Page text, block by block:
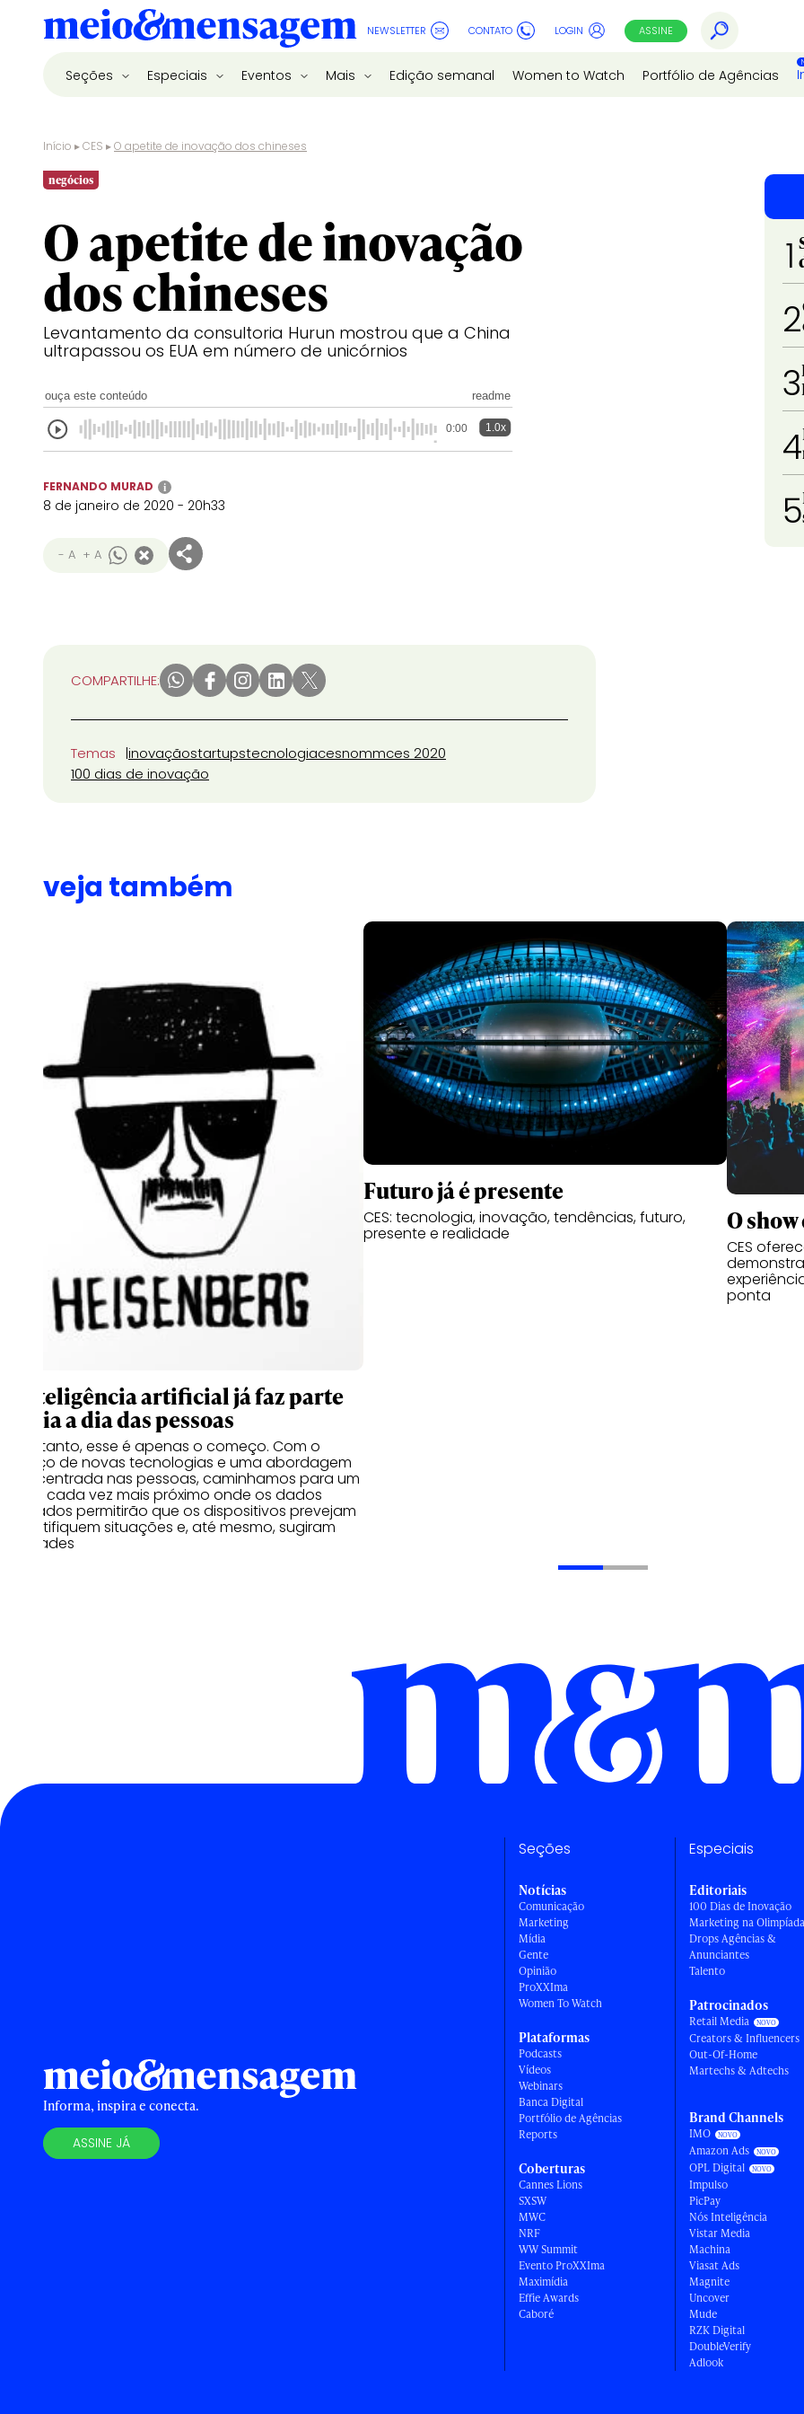
NEWSLETTER CONTATO LOGIN ASSINE
Seções Especiais Eventos Mais Edição semanal Women to Watch Portfólio de Agências
Início ▸CES ▸O apetite de inovação dos chineses
negócios
O apetite de inovação
dos chineses
Levantamento da consultoria Hurun mostrou que a China
ultrapassou os EUA em número de unicórnios
ouça este conteúdo readme
0:00 1.0x
FERNANDO MURAD i
8 de janeiro de 2020 - 20h33
- A + A
COMPARTILHE:
Temas inovaçãostartupstecnologiacesnommces 2020
100 dias de inovação
1
2
3
4
5
veja também
A inteligência artificial já faz parte
do dia a dia das pessoas
No entanto, esse é apenas o começo. Com o
avanço de novas tecnologias e uma abordagem
mais centrada nas pessoas, caminhamos para um
futuro cada vez mais próximo onde os dados
coletados permitirão que os dispositivos prevejam
e identifiquem situações e, até mesmo, sugiram
atividades
Futuro já é presente
CES: tecnologia, inovação, tendências, futuro,
presente e realidade O
CES
ponta
Informa, inspira e conecta.
ASSINE JÁ
Seções
Notícias
Comunicação
Marketing
Mídia
Gente
Opinião
ProXXIma
Women To Watch
Plataformas
Podcasts
Vídeos
Webinars
Banca Digital
Portfólio de Agências
Reports
Coberturas
Cannes Lions
SXSW
MWC
NRF
WW Summit
Evento ProXXIma
Maximídia
Effie Awards
Caboré
Especiais
Editoriais
100 Dias de Inovação
Marketing na Olimpíada
Drops Agências &
Anunciantes
Talento
Patrocinados
Retail Media
Creators & Influencers
Out-Of-Home
Martechs & Adtechs
Brand Channels
IMO
Amazon Ads
OPL Digital
Impulso
PicPay
Nós Inteligência
Vistar Media
Machina
Viasat Ads
Magnite
Uncover
Mude
RZK Digital
DoubleVerify
Adlook